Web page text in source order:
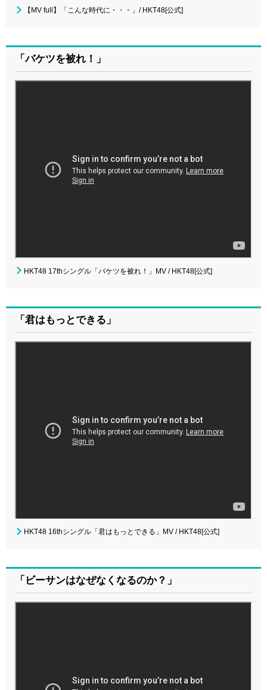
【MV full】「こんな時代に・・・」/ HKT48[公式]
「バケツを被れ！」
HKT48 17thシングル「バケツを被れ！」MV / HKT48[公式]
「君はもっとできる」
HKT48 16thシングル「君はもっとできる」MV / HKT48[公式]
「ビーサンはなぜなくなるのか？」